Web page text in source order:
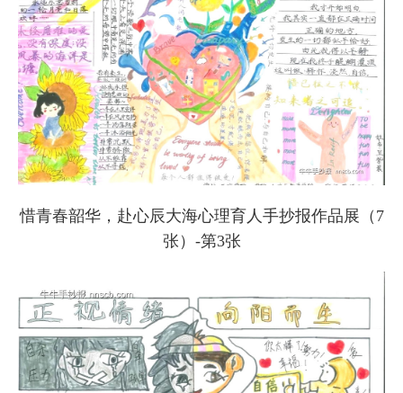
惜青春韶华，赴心辰大海心理育人手抄报作品展（7
张）-第3张